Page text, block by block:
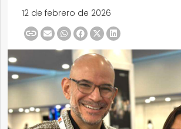
12 de febrero de 2026